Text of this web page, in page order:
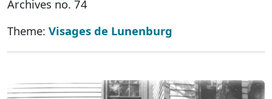
Archives no. 74
Theme: Visages de Lunenburg